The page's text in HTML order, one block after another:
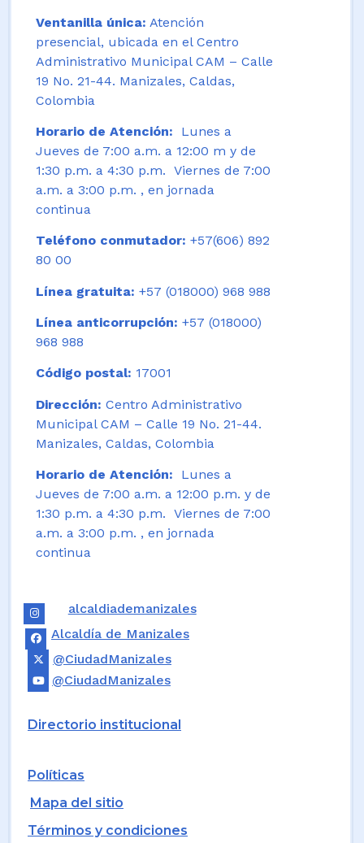
Ventanilla única: Atención
presencial, ubicada en el Centro
Administrativo Municipal CAM – Calle
19 No. 21-44. Manizales, Caldas,
Colombia
Horario de Atención:
Lunes a
Jueves de 7:00 a.m. a 12:00 m y de
1:30 p.m. a 4:30 p.m. Viernes de 7:00
a.m. a 3:00 p.m. , en jornada
continua
Teléfono conmutador: +57(606) 892
80 00
Línea gratuita: +57 (018000) 968 988
Línea anticorrupción: +57 (018000)
968 988
Código postal: 17001
Dirección: Centro Administrativo
Municipal CAM – Calle 19 No. 21-44.
Manizales, Caldas, Colombia
Horario de Atención: Lunes a
Jueves de 7:00 a.m. a 12:00 p.m. y de
1:30 p.m. a 4:30 p.m. Viernes de 7:00
a.m. a 3:00 p.m. , en jornada
continua
alcaldiademanizales
Alcaldía de Manizales
@CiudadManizales
@CiudadManizales
Directorio institucional
Políticas
Mapa del sitio
Términos y condiciones